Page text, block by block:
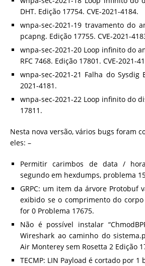
DHT. Edição 17754. CVE-2021-4184.
wnpa-sec-2021-19 travamento do
pcapng. Edição 17755. CVE-2021-
wnpa-sec-2021-20 Loop infinito do
RFC 7468. Edição 17801. CVE-2021-
wnpa-sec-2021-21 Falha do Sysdig
2021-4181.
wnpa-sec-2021-22 Loop infinito do
17811.
Nesta nova versão, vários bugs foram
eles: –
Permitir carimbos de data /
segundo em hexdumps, problema
GRPC: um item da árvore Protobuf
exibido se o comprimento do corpo
for 0 Problema 17675.
Não é possível instalar
Wireshark ao caminho do
Air Monterey sem Rosetta 2 Edição
TECMP: LIN Payload é cortado por 1